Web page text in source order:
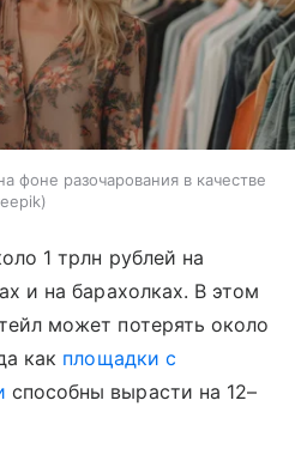
фоне разочарования в качестве
1 трлн рублей на
и на барахолках. В этом
может потерять около
как площадки с
способны вырасти на 12–